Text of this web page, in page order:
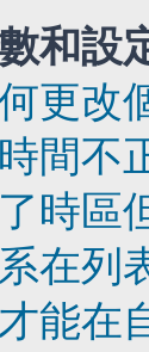
和設
更改
間不
時區
在列
能在